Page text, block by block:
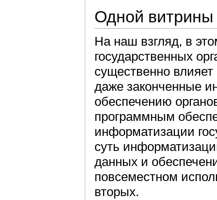
Одной витрины
На наш взгляд, в
государственных
существенно
даже законченные
обеспечению
программным
информатизации
суть
данных и
повсеместном
вторых.